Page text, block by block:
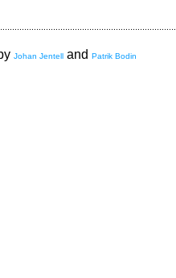
Johan Jentell and Patrik Bodin